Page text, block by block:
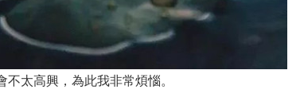
太高興，為此我非常煩惱。